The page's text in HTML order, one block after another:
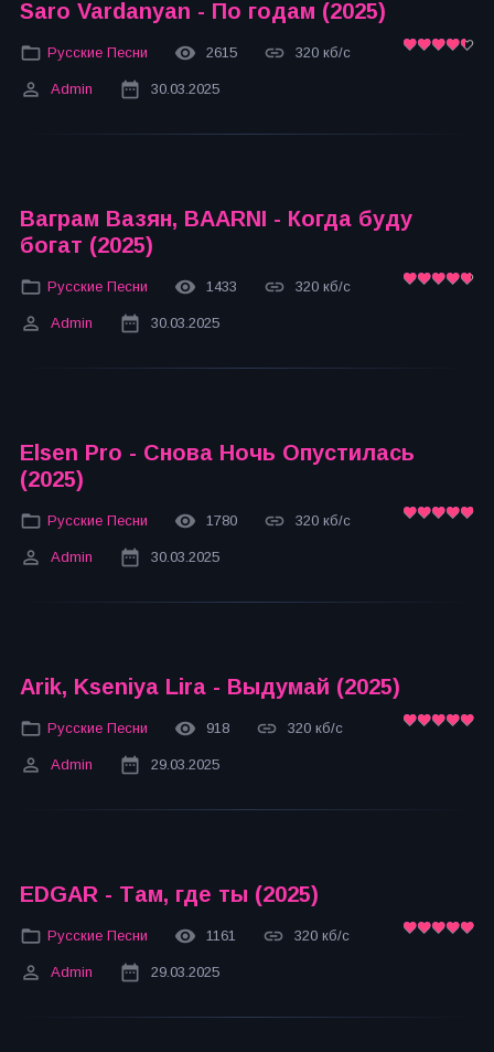
Saro Vardanyan - По годам (2025)
Русские Песни 2615 320 кб/с
Admin 30.03.2025
Ваграм Вазян, BAARNI - Когда буду
богат (2025)
Русские Песни 1433 320 кб/с
Admin 30.03.2025
Elsen Pro - Снова Ночь Опустилась
(2025)
Русские Песни 1780 320 кб/с
Admin 30.03.2025
Arik, Kseniya Lira - Выдумай (2025)
Русские Песни 918 320 кб/с
Admin 29.03.2025
EDGAR - Там, где ты (2025)
Русские Песни 1161 320 кб/с
Admin 29.03.2025